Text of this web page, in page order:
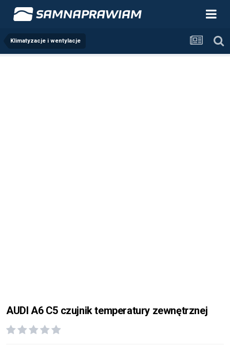
Klimatyzacje i wentylacje
AUDI A6 C5 czujnik temperatury zewnętrznej